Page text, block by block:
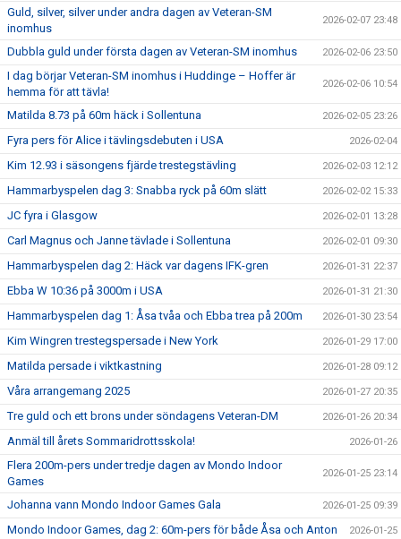
Guld, silver, silver under andra dagen av Veteran-SM
inomhus
2026-02-07 23:48
Dubbla guld under första dagen av Veteran-SM inomhus 2026-02-06 23:50
I dag börjar Veteran-SM inomhus i Huddinge – Hoffer är
hemma för att tävla!
2026-02-06 10:54
Matilda 8.73 på 60m häck i Sollentuna 2026-02-05 23:26
Fyra pers för Alice i tävlingsdebuten i USA 2026-02-04
Kim 12.93 i säsongens fjärde trestegstävling 2026-02-03 12:12
Hammarbyspelen dag 3: Snabba ryck på 60m slätt 2026-02-02 15:33
JC fyra i Glasgow 2026-02-01 13:28
Carl Magnus och Janne tävlade i Sollentuna 2026-02-01 09:30
Hammarbyspelen dag 2: Häck var dagens IFK-gren 2026-01-31 22:37
Ebba W 10:36 på 3000m i USA 2026-01-31 21:30
Hammarbyspelen dag 1: Åsa tvåa och Ebba trea på 200m 2026-01-30 23:54
Kim Wingren trestegspersade i New York 2026-01-29 17:00
Matilda persade i viktkastning 2026-01-28 09:12
Våra arrangemang 2025 2026-01-27 20:35
Tre guld och ett brons under söndagens Veteran-DM 2026-01-26 20:34
Anmäl till årets Sommaridrottsskola! 2026-01-26
Flera 200m-pers under tredje dagen av Mondo Indoor
Games
2026-01-25 23:14
Johanna vann Mondo Indoor Games Gala 2026-01-25 09:39
Mondo Indoor Games, dag 2: 60m-pers för både Åsa och Anton 2026-01-25